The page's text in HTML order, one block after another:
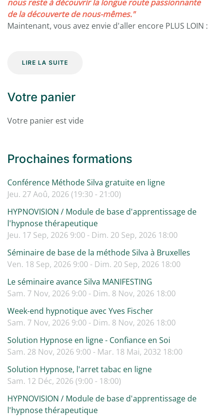
nous reste à découvrir la longue route passionnante
de la découverte de nous-mêmes."
Maintenant, vous avez envie d'aller encore PLUS LOIN :
LIRE LA SUITE
Votre panier
Votre panier est vide
Prochaines formations
Conférence Méthode Silva gratuite en ligne
Jeu. 27 Aoû, 2026 (19:30 - 21:00)
HYPNOVISION / Module de base d'apprentissage de
l'hypnose thérapeutique
Jeu. 17 Sep, 2026 9:00 - Dim. 20 Sep, 2026 18:00
Séminaire de base de la méthode Silva à Bruxelles
Ven. 18 Sep, 2026 9:00 - Dim. 20 Sep, 2026 18:00
Le séminaire avance Silva MANIFESTING
Sam. 7 Nov, 2026 9:00 - Dim. 8 Nov, 2026 18:00
Week-end hypnotique avec Yves Fischer
Sam. 7 Nov, 2026 9:00 - Dim. 8 Nov, 2026 18:00
Solution Hypnose en ligne - Confiance en Soi
Sam. 28 Nov, 2026 9:00 - Mar. 18 Mai, 2032 18:00
Solution Hypnose, l'arret tabac en ligne
Sam. 12 Déc, 2026 (9:00 - 18:00)
HYPNOVISION / Module de base d'apprentissage de
l'hypnose thérapeutique